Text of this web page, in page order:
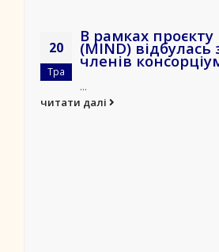
20
Тра
В рамках проєкту
(MIND) відбулась
членів
...
читати далі